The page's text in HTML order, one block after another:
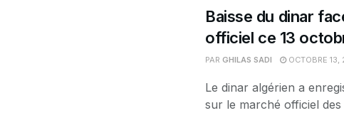
Baisse du dinar
officiel ce 13
PAR GHILAS SADI OCTOBRE 13,
Le dinar algérien a
sur le marché officiel